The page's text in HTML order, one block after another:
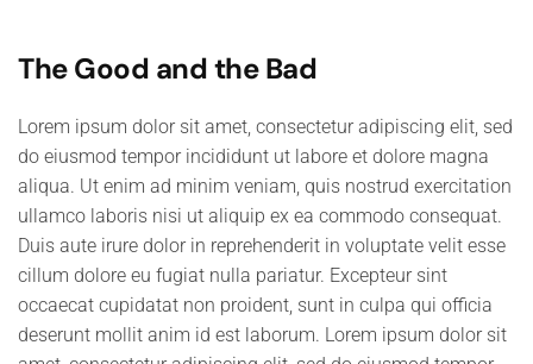
The Good and the Bad
Lorem ipsum dolor sit amet, consectetur adipiscing elit, sed
do eiusmod tempor incididunt ut labore et dolore magna
aliqua. Ut enim ad minim veniam, quis nostrud exercitation
ullamco laboris nisi ut aliquip ex ea commodo consequat.
Duis aute irure dolor in reprehenderit in voluptate velit esse
cillum dolore eu fugiat nulla pariatur. Excepteur sint
occaecat cupidatat non proident, sunt in culpa qui officia
deserunt mollit anim id est laborum. Lorem ipsum dolor sit